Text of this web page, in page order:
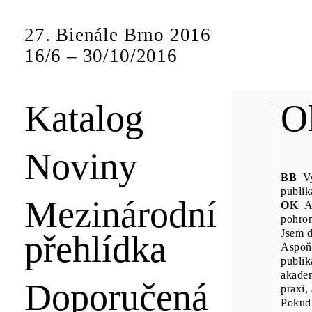
27. Bienále Brno 2016
16/6 – 30/10/2016
Katalog
Noviny
Mezinárodní
přehlídka
Doporučená
BB
OK
Jsem
praxi,
Představení
sympozia
Design
Emily